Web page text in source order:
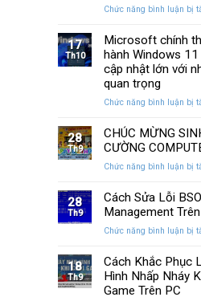
Chức năng bình luận bị
17
Th10
Microsoft chính
hành Windows
cập nhật lớn với
quan trọng
Chức năng bình luận bị
28
Th9
CHÚC MỪNG
CƯỜNG
Chức năng bình luận bị
28
Th9
Cách Sửa Lỗi
Management
Chức năng bình luận bị
18
Th9
Cách Khắc Phục
Hình Nhấp Nháy
Game Trên PC